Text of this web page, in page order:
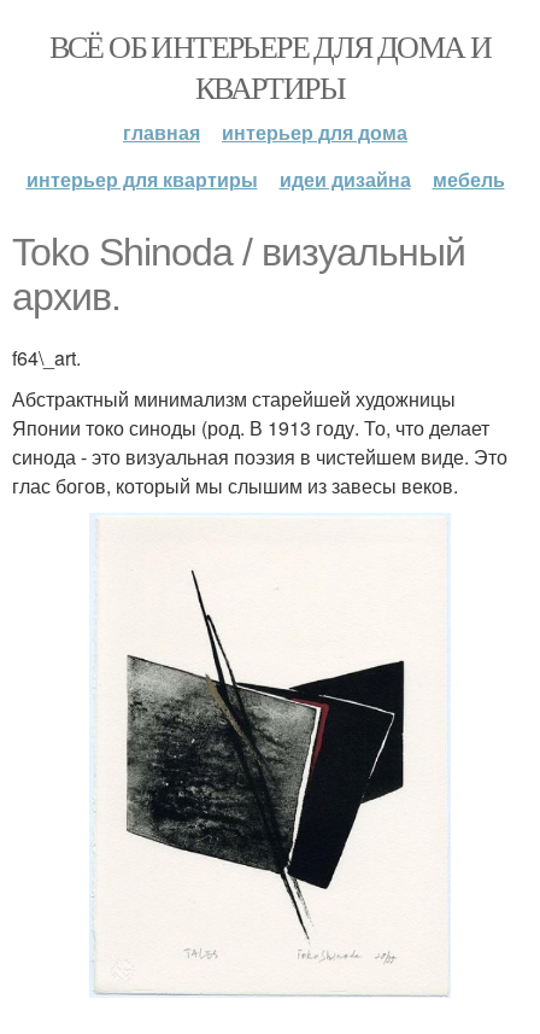
ВСЁ ОБ ИНТЕРЬЕРЕ ДЛЯ ДОМА И
КВАРТИРЫ
главная
интерьер для дома
интерьер для квартиры
идеи дизайна мебель
Toko Shinoda / визуальный
архив.
f64\_art.
Абстрактный минимализм старейшей художницы
Японии токо синоды (род. В 1913 году. То, что делает
синода - это визуальная поэзия в чистейшем виде. Это
глас богов, который мы слышим из завесы веков.